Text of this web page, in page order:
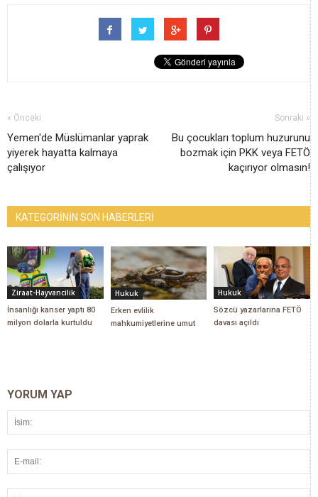
« Önceki
Yemen'de Müslümanlar yaprak
yiyerek hayatta kalmaya
çalışıyor
Sonraki »
Bu çocukları toplum huzurunu
bozmak için PKK veya FETÖ
kaçırıyor olmasın!
KATEGORİNİN SON HABERLERİ
Ziraat-Hayvancilik
İnsanlığı kanser yaptı 80
milyon dolarla kurtuldu
Hukuk
Erken evlilik
mahkumiyetlerine umut
Hukuk
Sözcü yazarlarına FETÖ
davası açıldı
YORUM YAP